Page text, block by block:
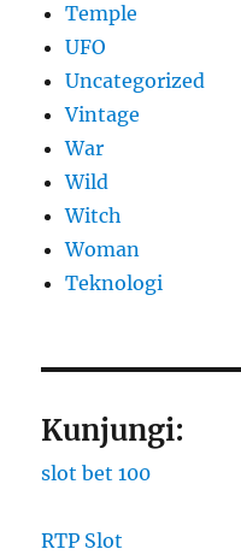
Temple
UFO
Uncategorized
Vintage
War
Wild
Witch
Woman
​Teknologi
Kunjungi:
slot bet 100
RTP Slot